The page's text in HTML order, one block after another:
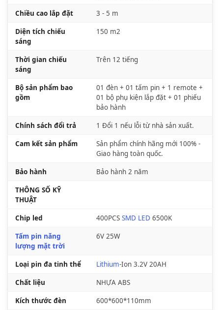
Chiều cao lắp đặt 3 - 5 m
Diện tích chiếu
sáng
150 m2
Thời gian chiếu
sáng
Trên 12 tiếng
Bộ sản phẩm bao
gồm
01 đèn + 01 tấm pin + 1 remote +
01 bộ phụ kiện lắp đặt + 01 phiếu
bảo hành
Chính sách đổi trả 1 Đổi 1 nếu lỗi từ nhà sản xuất.
Cam kết sản phẩm
Sản phẩm chính hãng mới 100% -
Giao hàng toàn quốc.
Bảo hành Bảo hành 2 năm
THÔNG SỐ KỸ
THUẬT
Chip led 400PCS SMD LED 6500K
Tấm pin năng
lượng mặt trời
6V 25W
Loại pin đa tinh thể Lithium-Ion 3.2V 20AH
Chất liệu NHỰA ABS
Kích thước đèn 600*600*110mm